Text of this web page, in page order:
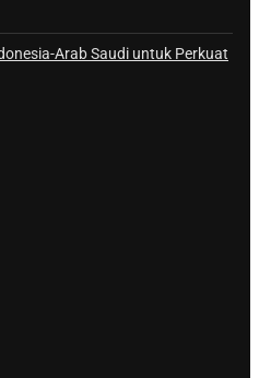
Arab Saudi untuk Perkuat